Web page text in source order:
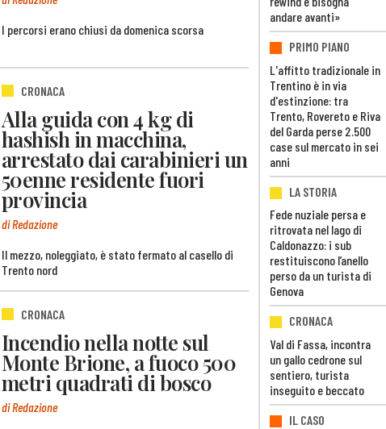
I percorsi erano chiusi da domenica scorsa
CRONACA
Alla guida con 4 kg di
hashish in macchina,
arrestato dai carabinieri un
50enne residente fuori
provincia
di Redazione
Il mezzo, noleggiato, è stato fermato al casello di
Trento nord
CRONACA
Incendio nella notte sul
Monte Brione, a fuoco 500
metri quadrati di bosco
di Redazione
andare avanti»
PRIMO PIANO
L'affitto tradizionale in
Trentino è in via
d'estinzione: tra
Trento, Rovereto e Riva
del Garda perse 2.500
case sul mercato in sei
anni
LA STORIA
Fede nuziale persa e
ritrovata nel lago di
Caldonazzo: i sub
restituiscono l’anello
perso da un turista di
Genova
CRONACA
Val di Fassa, incontra
un gallo cedrone sul
sentiero, turista
inseguito e beccato
IL CASO